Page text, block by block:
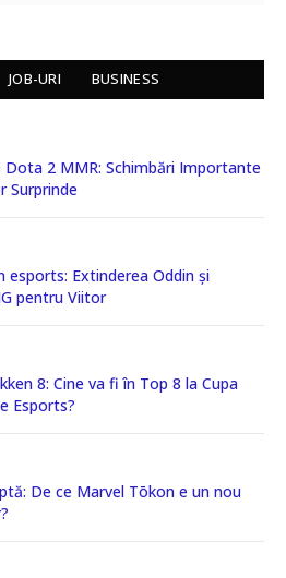
JOB-URI BUSINESS
Dota 2 MMR: Schimbări Importante
Surprinde
esports: Extinderea Oddin și
pentru Viitor
8: Cine va fi în Top 8 la Cupa
Esports?
De ce Marvel Tōkon e un nou